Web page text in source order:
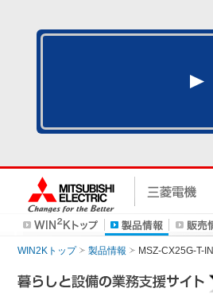
WIN2Kトップ 製品情報 MSZ-CX25G-T-IN